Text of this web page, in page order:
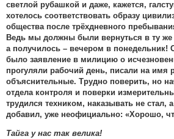
светлой рубашкой и даже, кажется,
хотелось соответствовать образу
общества после трёхдневного
Ведь мы должны были вернуться в ту же
а получилось – вечером в понедельник!
было заявление в милицию о
прогуляли рабочий день, писали на имя
объяснительные. Трудно поверить, но
отдела контроля и поверки
трудился техником, наказывать не стал,
добавил, уже неофициально: «Хорошо,
Тайга у нас так велика!